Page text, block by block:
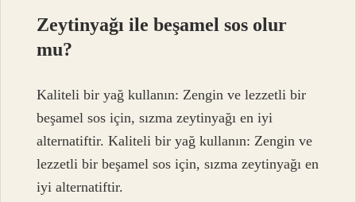
Zeytinyağı ile beşamel sos olur
mu?
Kaliteli bir yağ kullanın: Zengin ve lezzetli bir
beşamel sos için, sızma zeytinyağı en iyi
alternatiftir. Kaliteli bir yağ kullanın: Zengin ve
lezzetli bir beşamel sos için, sızma zeytinyağı en
iyi alternatiftir.